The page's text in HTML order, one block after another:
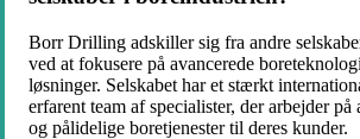
Borr Drilling adskiller sig fra andre
ved at fokusere på avancerede
løsninger. Selskabet har et stærkt
erfarent team af specialister, der arbejder
og pålidelige boretjenester til deres kunder.